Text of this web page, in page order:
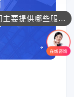
你们主要提供哪些服务？可以根据需求定制吗？